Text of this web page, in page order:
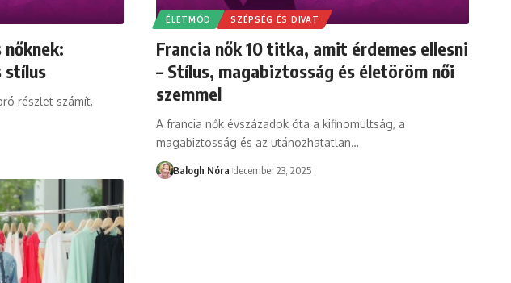
stílus
részlet számít,
ÉLETMÓD SZÉPSÉG ÉS DIVAT
Francia nők 10 titka, amit érdemes ellesni
– Stílus, magabiztosság és életöröm női
szemmel
A francia nők évszázadok óta a kifinomultság, a
magabiztosság és az utánozhatatlan…
Balogh Nóra december 23, 2025